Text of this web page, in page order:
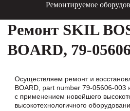
Ремонтируемое
Ремонт SKIL
BOARD, 79-
Осуществляем ремонт и
BOARD, part number 79-05606-003
с применением новейшего
высокотехнологичного